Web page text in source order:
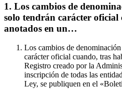
1. Los cambios de
solo tendrán carácter oficial
anotados en un…
Los cambios de
carácter oficial cuando, tras
Registro creado por la
inscripción de todas las
Ley, se publiquen en el